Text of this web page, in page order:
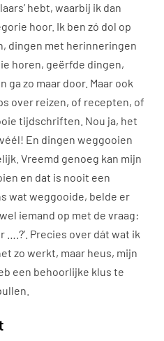
hebt, waarbij ik dan
hoor. Ik ben zó dol op
dingen met herinneringen
horen, geërfde dingen,
ga zo maar door. Maar ook
over reizen, of recepten, of
tijdschriften. Nou ja, het
En dingen weggooien
Vreemd genoeg kan mijn
en dat is nooit een
wat weggooide, belde er
iemand op met de vraag:
Precies over dát wat ik
zo werkt, maar heus, mijn
een behoorlijke klus te